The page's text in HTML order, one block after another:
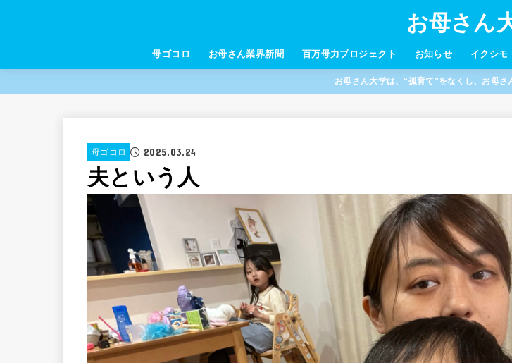
お母さん
母ゴコロ お母さん業界新聞 百万母力プロジェクト お知らせ イクシモ
お母さん大学は、“孤育て”をなくし、お母
母ゴコロ 2025.03.24
夫という人